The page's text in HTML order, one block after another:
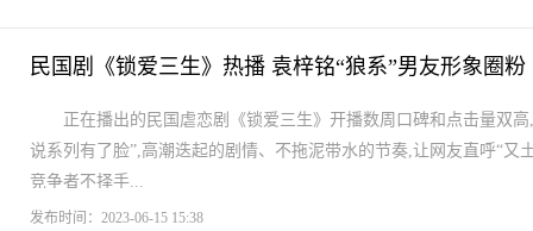
民国剧《锁爱三生》热播 袁梓铭“狼系”男友形象圈粉
正在播出的民国虐恋剧《锁爱三生》开播数周口碑和点击量双
说系列有了脸”,高潮迭起的剧情、不拖泥带水的节奏,让网友直呼“
竞争者不择手...
发布时间：2023-06-15 15:38